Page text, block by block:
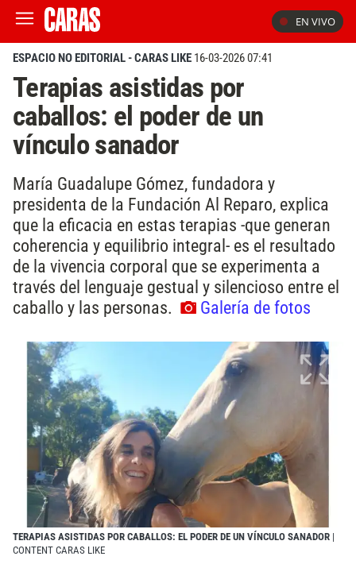
EN VIVO
ESPACIO NO EDITORIAL - CARAS LIKE 16-03-2026 07:41
Terapias asistidas por
caballos: el poder de un
vínculo sanador
María Guadalupe Gómez, fundadora y
presidenta de la Fundación Al Reparo, explica
que la eficacia en estas terapias -que generan
coherencia y equilibrio integral- es el resultado
de la vivencia corporal que se experimenta a
través del lenguaje gestual y silencioso entre el
caballo y las personas.
Galería de fotos
TERAPIAS ASISTIDAS POR CABALLOS: EL PODER DE UN VÍNCULO SANADOR |
CONTENT CARAS LIKE